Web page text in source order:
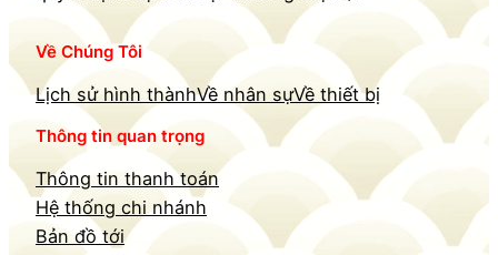
Về Chúng Tôi
Lịch sử hình thànhVề nhân sựVề thiết bị
Thông tin quan trọng
Thông tin thanh toán
Hệ thống chi nhánh
Bản đồ tới